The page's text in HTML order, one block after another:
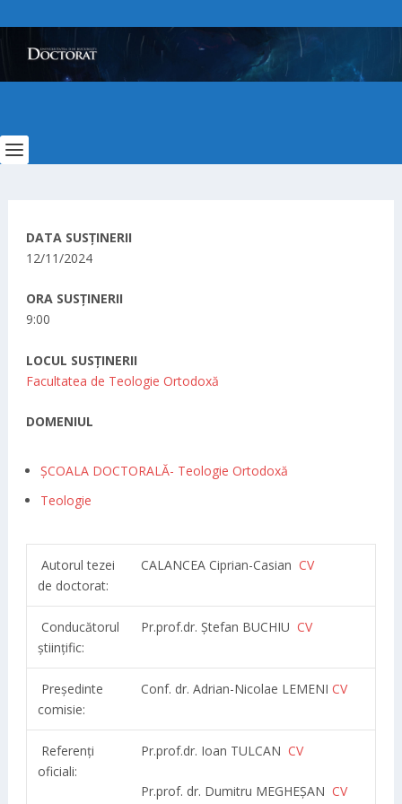
DATA SUSȚINERII
12/11/2024
ORA SUSȚINERII
9:00
LOCUL SUSȚINERII
Facultatea de Teologie Ortodoxă
DOMENIUL
ȘCOALA DOCTORALĂ- Teologie Ortodoxă
Teologie
Autorul tezei
de doctorat:
CALANCEA Ciprian-Casian CV
Conducătorul
științific:
Pr.prof.dr. Ștefan BUCHIU CV
Președinte
comisie:
Conf. dr. Adrian-Nicolae LEMENI CV
Referenți
oficiali:
Pr.prof.dr. Ioan TULCAN CV
Pr.prof. dr. Dumitru MEGHEȘAN CV